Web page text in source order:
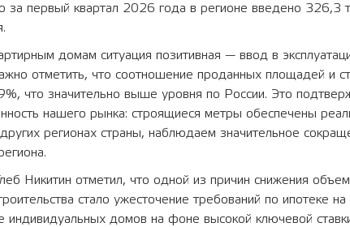
за первый квартал 2026 года в регионе введено 326,3
домам ситуация позитивная — ввод в
отметить, что соотношение проданных площадей и
что значительно выше уровня по России. Это
нашего рынка: строящиеся метры обеспечены
других регионах страны, наблюдаем значительное
Никитин отметил, что одной из причин снижения
стало ужесточение требований по ипотеке на
индивидуальных домов на фоне высокой ключевой